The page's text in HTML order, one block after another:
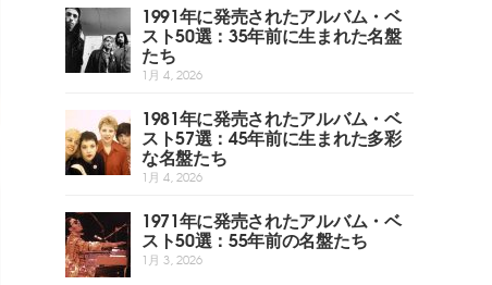
1991年に発売されたアルバム・ベ
スト50選：35年前に生まれた名盤
たち
1月 4, 2026
1981年に発売されたアルバム・ベ
スト57選：45年前に生まれた多彩
な名盤たち
1月 4, 2026
1971年に発売されたアルバム・ベ
スト50選：55年前の名盤たち
1月 3, 2026